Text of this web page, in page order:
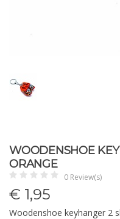
WOODENSHOE
ORANGE
0 Review(s)
€ 1,95
Woodenshoe keyhanger 2